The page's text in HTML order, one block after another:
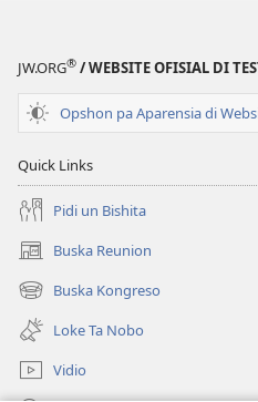
JW.ORG® / WEBSITE OFISIAL DI
Opshon pa Aparensia di
Quick Links
Pidi un Bishita
Buska Reunion
(opens
new
window)
Buska Kongreso
(opens
new
window)
Loke Ta Nobo
Vidio